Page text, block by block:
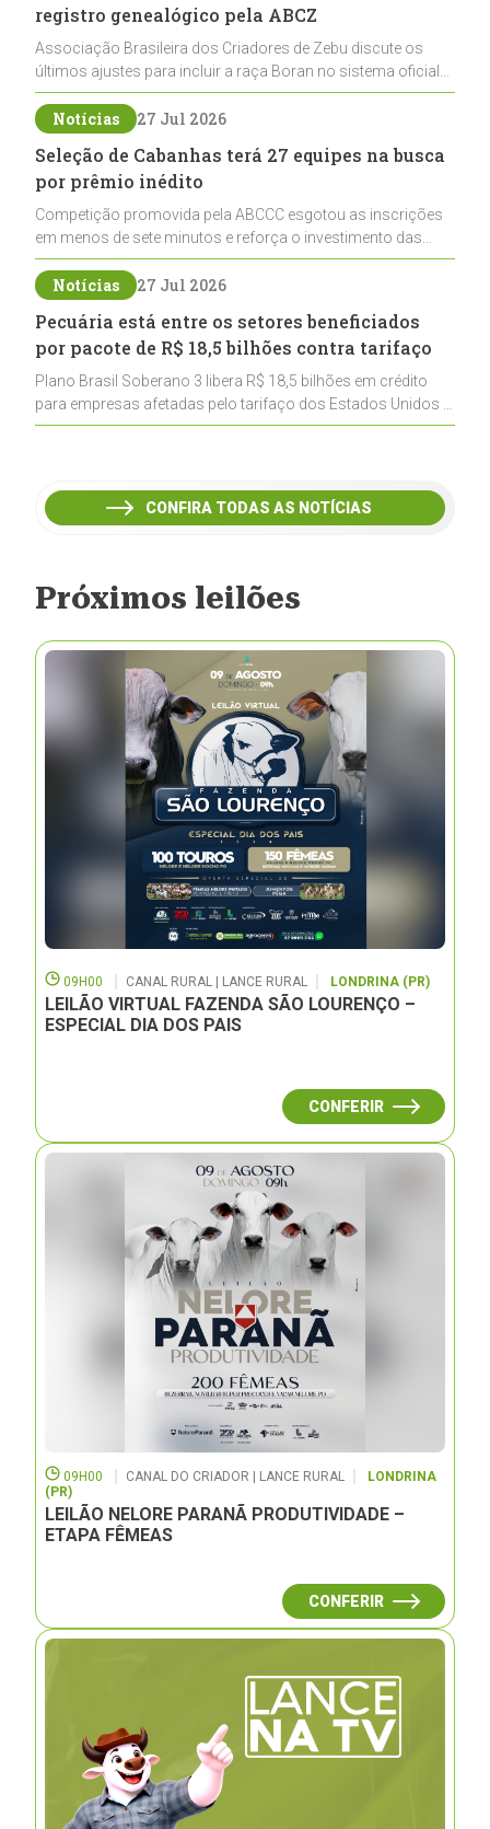
registro genealógico pela ABCZ
Associação Brasileira dos Criadores de Zebu discute os
últimos ajustes para incluir a raça Boran no sistema oficial
de registros, abrindo caminho para sua expansão na
pecuária nacional
Notícias 27 Jul 2026
Seleção de Cabanhas terá 27 equipes na busca
por prêmio inédito
Competição promovida pela ABCCC esgotou as inscrições
em menos de sete minutos e reforça o investimento das
cabanhas na seleção genética de Cavalos Crioulos voltados
ao laço
Notícias 27 Jul 2026
Pecuária está entre os setores beneficiados
por pacote de R$ 18,5 bilhões contra tarifaço
Plano Brasil Soberano 3 libera R$ 18,5 bilhões em crédito
para empresas afetadas pelo tarifaço dos Estados Unidos e
inclui a pecuária entre os setores estratégicos
CONFIRA TODAS AS NOTÍCIAS
Próximos leilões
09H00 CANAL RURAL | LANCE RURAL LONDRINA (PR)
LEILÃO VIRTUAL FAZENDA SÃO LOURENÇO –
ESPECIAL DIA DOS PAIS
CONFERIR
09H00 CANAL DO CRIADOR | LANCE RURAL
LONDRINA
(PR)
LEILÃO NELORE PARANÃ PRODUTIVIDADE –
ETAPA FÊMEAS
CONFERIR